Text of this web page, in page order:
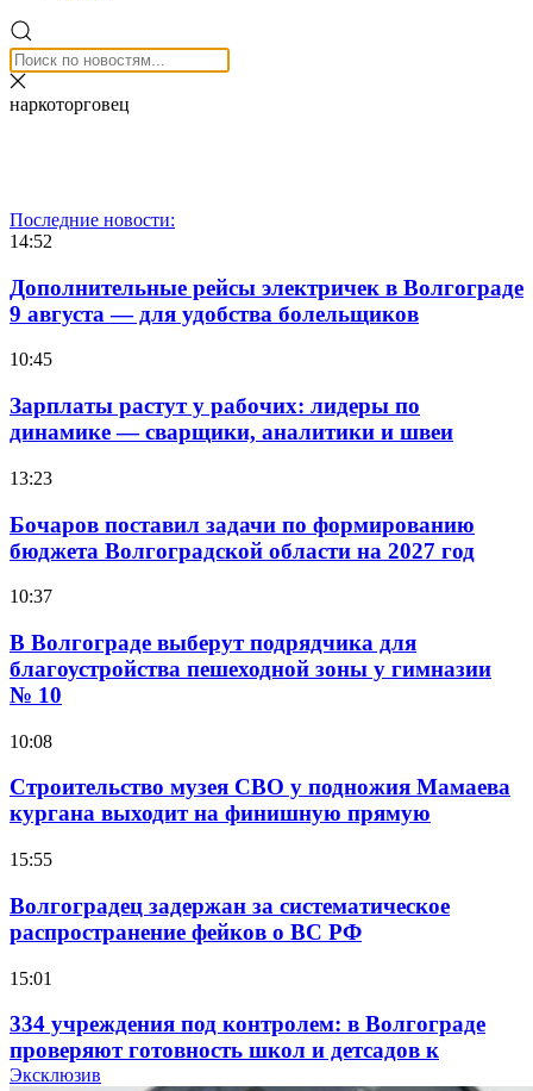
наркоторговец
Последние новости:
14:52
Дополнительные рейсы электричек в Волгограде
9 августа — для удобства болельщиков
10:45
Зарплаты растут у рабочих: лидеры по
динамике — сварщики, аналитики и швеи
13:23
Бочаров поставил задачи по формированию
бюджета Волгоградской области на 2027 год
10:37
В Волгограде выберут подрядчика для
благоустройства пешеходной зоны у гимназии
№ 10
10:08
Строительство музея СВО у подножия Мамаева
кургана выходит на финишную прямую
15:55
Волгоградец задержан за систематическое
распространение фейков о ВС РФ
15:01
334 учреждения под контролем: в Волгограде
проверяют готовность школ и детсадов к
учебному году
Эксклюзив